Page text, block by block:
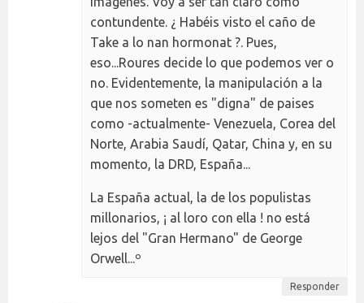
contundente. ¿ Habéis visto el caño de
Take a lo nan hormonat ?. Pues,
eso...Roures decide lo que podemos ver o
no. Evidentemente, la manipulación a la
que nos someten es "digna" de paises
como -actualmente- Venezuela, Corea del
Norte, Arabia Saudí, Qatar, China y, en su
momento, la DRD, España...
La España actual, la de los populistas
millonarios, ¡ al loro con ella ! no está
lejos del "Gran Hermano" de George
Orwell...º
Responder